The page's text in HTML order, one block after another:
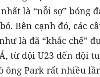
là “nỗi sợ” bóng
Bên cạnh đó, các
là đã “khắc chế”
từ đội U23 đến đội
ông Park rất nhiều